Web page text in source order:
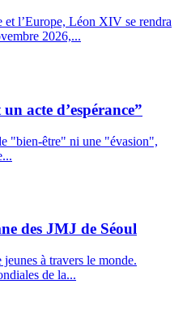
l’Europe, Léon XIV se rendra
2026,...
acte d’espérance”
"bien-être" ni une "évasion",
des JMJ de Séoul
à travers le monde.
de la...